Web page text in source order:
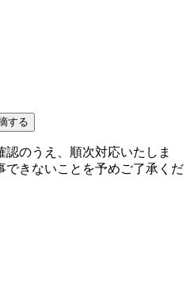
する
のうえ、順次対応いたしま
できないことを予めご了承くだ